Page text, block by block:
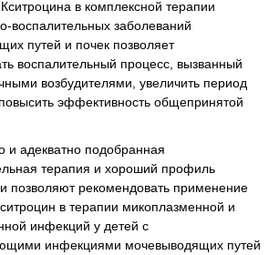
в комплексной терапии
воспалительных заболеваний
путей и почек позволяет
воспалительный процесс, вызванный
возбудителями, увеличить период
эффективность общепринятой
и адекватно подобранная
терапия и хороший профиль
позволяют рекомендовать применение
в терапии микоплазменной и
инфекций у детей с
инфекциями мочевыводящих путей